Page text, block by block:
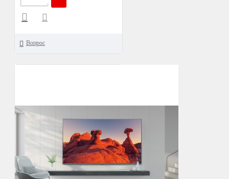
Вопрос